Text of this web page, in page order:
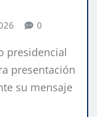
0
presidencial
presentación
su mensaje